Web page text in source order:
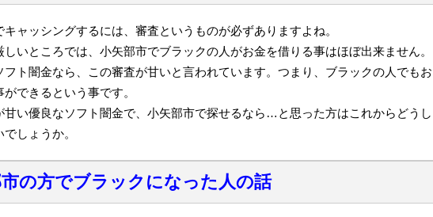
ャッシングするには、審査というものが必ずありますよね。
しいところでは、小矢部市でブラックの人がお金を借りる事はほぼ出来ません。
フト闇金なら、この審査が甘いと言われています。つまり、ブラックの人でもお
できるという事です。
甘い優良なソフト闇金で、小矢部市で探せるなら…と思った方はこれからどうし
しょうか。
の方でブラックになった人の話